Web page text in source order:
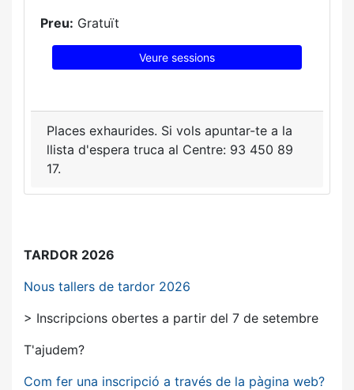
Preu: Gratuït
Veure sessions
Places exhaurides. Si vols apuntar-te a la
llista d'espera truca al Centre: 93 450 89
17.
TARDOR 2026
Nous tallers de tardor 2026
> Inscripcions obertes a partir del 7 de setembre
T'ajudem?
Com fer una inscripció a través de la pàgina web?